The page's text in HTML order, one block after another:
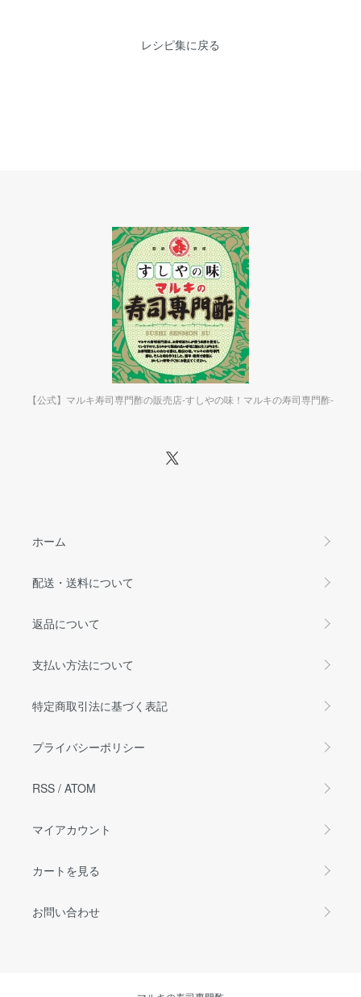
レシピ集に戻る
【公式】マルキ寿司専門酢の販売店-すしやの味！マルキの寿司専門酢-
ホーム
配送・送料について
返品について
支払い方法について
特定商取引法に基づく表記
プライバシーポリシー
RSS / ATOM
マイアカウント
カートを見る
お問い合わせ